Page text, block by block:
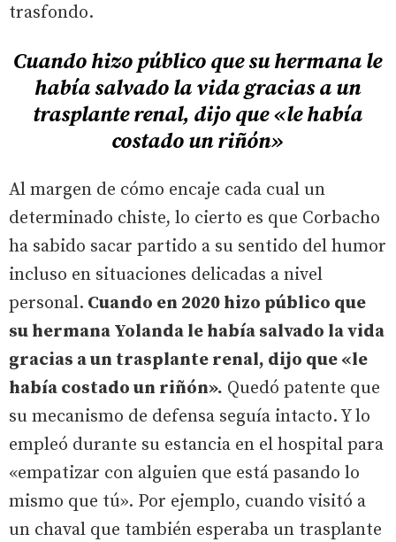
trasfondo.
Cuando hizo público que su hermana le
había salvado la vida gracias a un
trasplante renal, dijo que «le había
costado un riñón»
Al margen de cómo encaje cada cual un
determinado chiste, lo cierto es que Corbacho
ha sabido sacar partido a su sentido del humor
incluso en situaciones delicadas a nivel
personal. Cuando en 2020 hizo público que
su hermana Yolanda le había salvado la vida
gracias a un trasplante renal, dijo que «le
había costado un riñón». Quedó patente que
su mecanismo de defensa seguía intacto. Y lo
empleó durante su estancia en el hospital para
«empatizar con alguien que está pasando lo
mismo que tú». Por ejemplo, cuando visitó a
un chaval que también esperaba un trasplante